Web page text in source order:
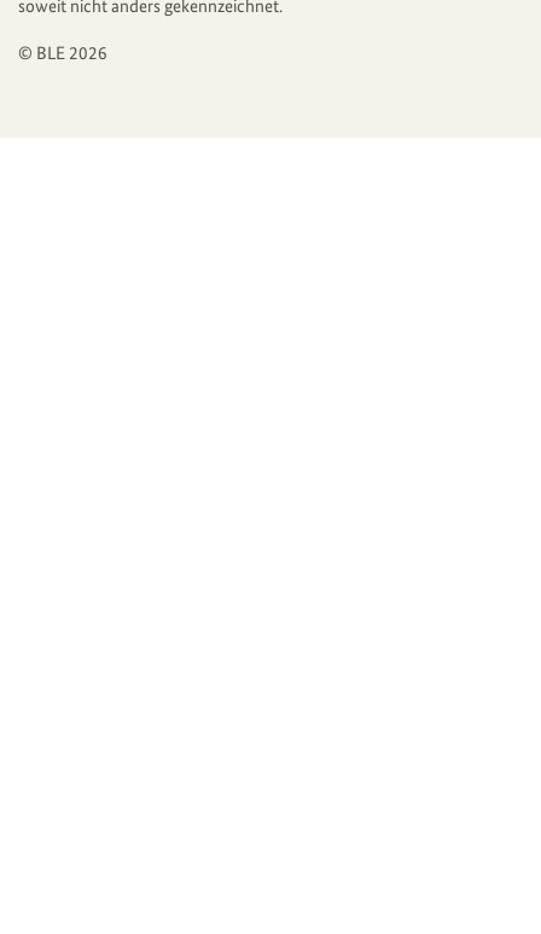
soweit nicht anders gekennzeichnet.
© BLE 2026